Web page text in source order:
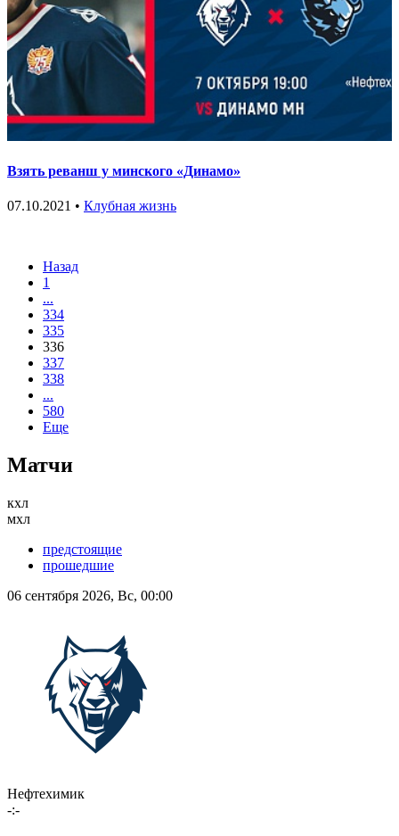
Взять реванш у минского «Динамо»
07.10.2021 • Клубная жизнь
Назад
1
...
334
335
336
337
338
...
580
Еще
Матчи
кхл
мхл
предстоящие
прошедшие
06 сентября 2026, Вс, 00:00
Нефтехимик
-:-